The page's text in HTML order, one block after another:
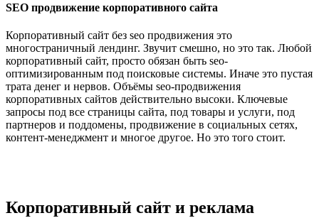
SEO продвижение корпоративного сайта
Корпоративный сайт без seo продвижения это
многостраничный лендинг. Звучит смешно, но это так. Любой
корпоративный сайт, просто обязан быть seo-
оптимизированным под поисковые системы. Иначе это пустая
трата денег и нервов. Объёмы seo-продвижения
корпоративных сайтов действительно высоки. Ключевые
запросы под все страницы сайта, под товары и услуги, под
партнеров и поддомены, продвижение в социальных сетях,
контент-менеджмент и многое другое. Но это того стоит.
Корпоративный сайт и реклама